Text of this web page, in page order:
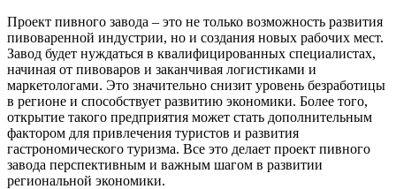
Проект пивного завода – это не только возможность развития
пивоваренной индустрии, но и создания новых рабочих мест.
Завод будет нуждаться в квалифицированных специалистах,
начиная от пивоваров и заканчивая логистиками и
маркетологами. Это значительно снизит уровень безработицы
в регионе и способствует развитию экономики. Более того,
открытие такого предприятия может стать дополнительным
фактором для привлечения туристов и развития
гастрономического туризма. Все это делает проект пивного
завода перспективным и важным шагом в развитии
региональной экономики.